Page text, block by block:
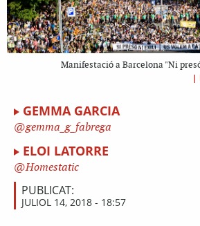
Manifestació a Barcelona "Ni
|
GEMMA GARCIA
gemma_g_fabrega
ELOI LATORRE
Homestatic
PUBLICAT:
JULIOL 14, 2018 - 18:57